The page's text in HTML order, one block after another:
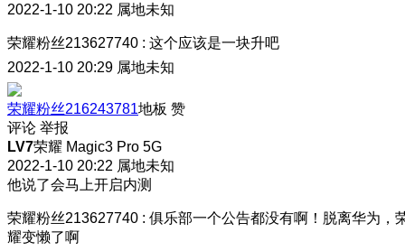
2022-1-10 20:22 属地未知
荣耀粉丝213627740 : 这个应该是一块升吧
2022-1-10 20:29 属地未知
荣耀粉丝216243781地板 赞
评论 举报
LV7荣耀 Magic3 Pro 5G
2022-1-10 20:22 属地未知
他说了会马上开启内测
荣耀粉丝213627740 : 俱乐部一个公告都没有啊！脱离华为，
耀变懒了啊